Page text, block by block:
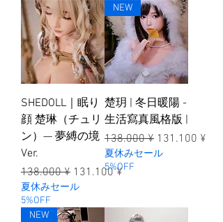
SHEDOLL｜眠り
顔 楚琳（チュリ
ン）— 夢縛の境
Ver.
一般價格
138.000 ¥ 促銷價格
131.100 ¥
夏休みセール
5%OFF
NEW
楚玥 | 冬日暖陽 -
生活寫真風格版 |
一般價格
138.000 ¥ 促銷價格
131.100 ¥
夏休みセール
5%OFF
NEW